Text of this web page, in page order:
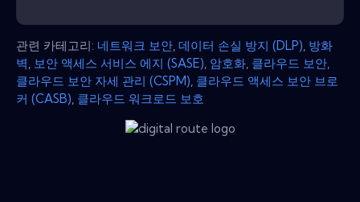
관련 카테고리: 네트워크 보안 데이터 손실 방지 (DLP) 방화
벽 보안 액세스 서비스 에지 (SASE) 암호화 클라우드 보안
클라우드 보안 자세 관리 (CSPM) 클라우드 액세스 보안 브로
커 (CASB) 클라우드 워크로드 보호